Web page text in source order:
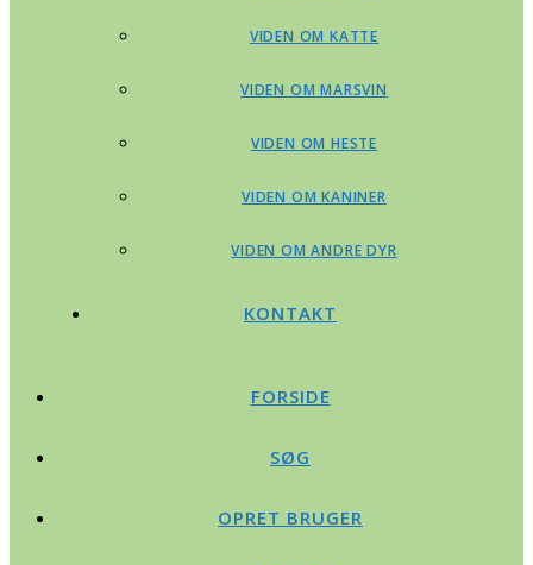
VIDEN OM KATTE
VIDEN OM MARSVIN
VIDEN OM HESTE
VIDEN OM KANINER
VIDEN OM ANDRE DYR
KONTAKT
FORSIDE
SØG
OPRET BRUGER